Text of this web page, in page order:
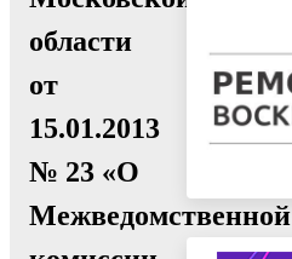
области
от
15.01.2013
№ 23 «О
Межведомственной